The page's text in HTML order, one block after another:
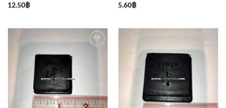
ให้คะแนน
คะแนน
12.50฿
ให้คะแนน
คะแนน
5.60฿